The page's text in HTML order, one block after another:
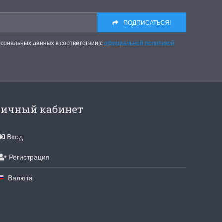
черно-белая
хорошего
ручками
Хорошие ножницы
Удобные большие ножницы, мягкие
ПОДПИСАТЬСЯ!
данных в соответствии софициальной политикой
кабинет
Вход
Регистрация
Валюта